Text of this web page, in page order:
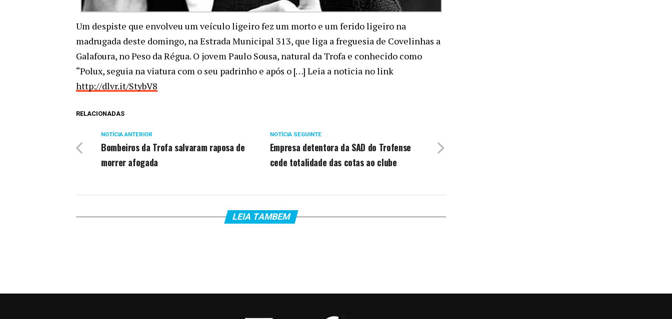
Um despiste que envolveu um veículo ligeiro fez um morto e um ferido ligeiro na
madrugada deste domingo, na Estrada Municipal 313, que liga a freguesia de Covelinhas a
Galafoura, no Peso da Régua. O jovem Paulo Sousa, natural da Trofa e conhecido como
“Polux, seguia na viatura com o seu padrinho e após o […] Leia a noticia no link
http://dlvr.it/StybV8
RELACIONADAS
NOTÍCIA SEGUINTE
Empresa detentora da SAD do Trofense
cede totalidade das cotas ao clube
NOTÍCIA ANTERIOR
Bombeiros da Trofa salvaram raposa de
morrer afogada
LEIA TAMBEM